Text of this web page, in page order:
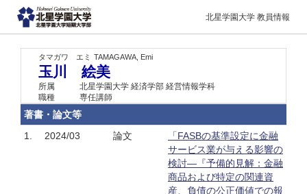
北星学園大学 教員情報
タマガワ エミ TAMAGAWA, Emi
玉川 絵美
所属
北星学園大学 経済学部 経営情報学科
職種
専任講師
著書・論文等
1.
2024/03 論文
「FASBの基準設定に金融
サービス業が与える影響の
検討―『予備的見解：金融
商品および特定の関連資
産、負債の公正価値での報